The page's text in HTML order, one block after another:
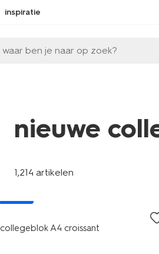
inspiratie
waar ben je naar op zoek?
nieuwe
1,214 artikelen
collegeblok A4 croissant